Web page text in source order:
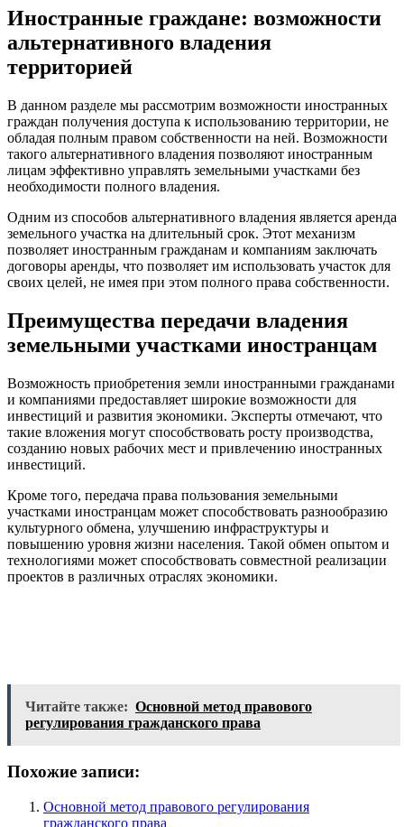
Иностранные граждане: возможности
альтернативного владения
территорией
В данном разделе мы рассмотрим возможности иностранных
граждан получения доступа к использованию территории, не
обладая полным правом собственности на ней. Возможности
такого альтернативного владения позволяют иностранным
лицам эффективно управлять земельными участками без
необходимости полного владения.
Одним из способов альтернативного владения является аренда
земельного участка на длительный срок. Этот механизм
позволяет иностранным гражданам и компаниям заключать
договоры аренды, что позволяет им использовать участок для
своих целей, не имея при этом полного права собственности.
Преимущества передачи владения
земельными участками иностранцам
Возможность приобретения земли иностранными гражданами
и компаниями предоставляет широкие возможности для
инвестиций и развития экономики. Эксперты отмечают, что
такие вложения могут способствовать росту производства,
созданию новых рабочих мест и привлечению иностранных
инвестиций.
Кроме того, передача права пользования земельными
участками иностранцам может способствовать разнообразию
культурного обмена, улучшению инфраструктуры и
повышению уровня жизни населения. Такой обмен опытом и
технологиями может способствовать совместной реализации
проектов в различных отраслях экономики.
Читайте также: Основной метод правового
регулирования гражданского права
Похожие записи:
Основной метод правового регулирования
гражданского права